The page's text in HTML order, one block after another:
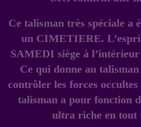
Ce talisman très spéciale a
un CIMETIERE.
SAMEDI siège à
Ce qui donne au
contrôler les forces
talisman a pour fonction
ultra riche en tout